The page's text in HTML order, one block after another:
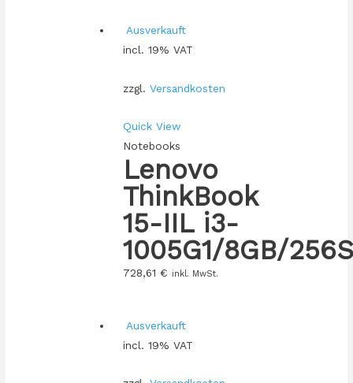
Ausverkauft
incl. 19% VAT
zzgl. Versandkosten
Quick View
Notebooks
Lenovo
ThinkBook
15-IIL i3-
1005G1/8GB/
728,61 € inkl. MwSt.
Ausverkauft
incl. 19% VAT